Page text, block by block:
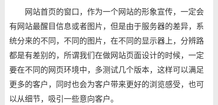
网站首页的窗口，作为一个网站的形象宣传，一定会
有网站最醒目信息或者图片，但是由于服务器的差异，系
统分来的不同，不同的图片，在不同的显示器上，分辨路
都是有差别的，所谓我们在做网站页面设计的时候，一定
要在不同的网页环境中，多测试几个版本，这样可以满足
更多的客户，同时也会为客户带来更好的浏览感受，也可
以从细节，吸引一些意向客户。